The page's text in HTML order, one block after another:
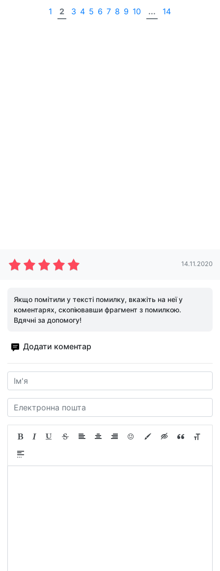
1 2 3 4 5 6 7 8 9 10 ... 14
14.11.2020
Якщо помітили у тексті помилку, вкажіть на неї у
коментарях, скопіювавши фрагмент з помилкою.
Вдячні за допомогу!
Додати коментар